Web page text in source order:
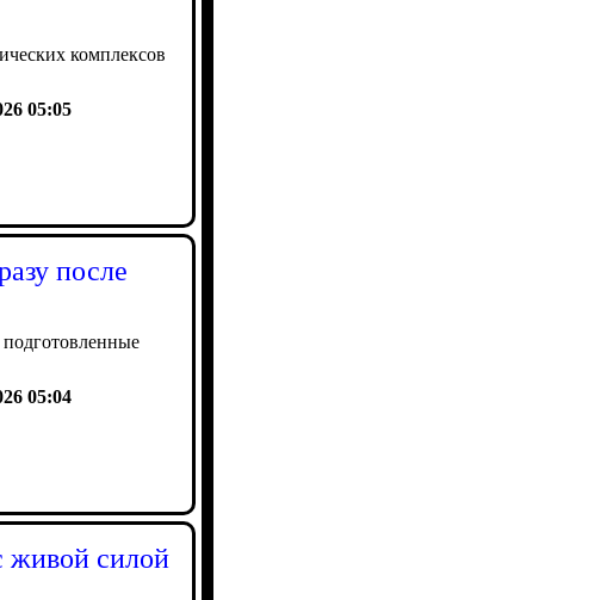
комплексов
05:05
после
05:04
живой силой